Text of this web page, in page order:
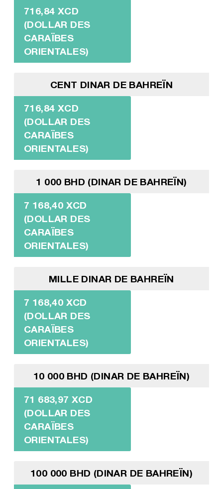
716,84 XCD
(DOLLAR DES
CARAÏBES
ORIENTALES)
CENT DINAR DE BAHREÏN
716,84 XCD
(DOLLAR DES
CARAÏBES
ORIENTALES)
1 000 BHD (DINAR DE BAHREÏN)
7 168,40 XCD
(DOLLAR DES
CARAÏBES
ORIENTALES)
MILLE DINAR DE BAHREÏN
7 168,40 XCD
(DOLLAR DES
CARAÏBES
ORIENTALES)
10 000 BHD (DINAR DE BAHREÏN)
71 683,97 XCD
(DOLLAR DES
CARAÏBES
ORIENTALES)
100 000 BHD (DINAR DE BAHREÏN)